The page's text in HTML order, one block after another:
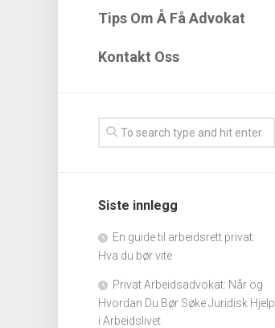
Tips Om Å Få Advokat
Kontakt Oss
Siste innlegg
En guide til arbeidsrett privat:
Hva du bør vite
Privat Arbeidsadvokat: Når og
Hvordan Du Bør Søke Juridisk Hjelp
i Arbeidslivet